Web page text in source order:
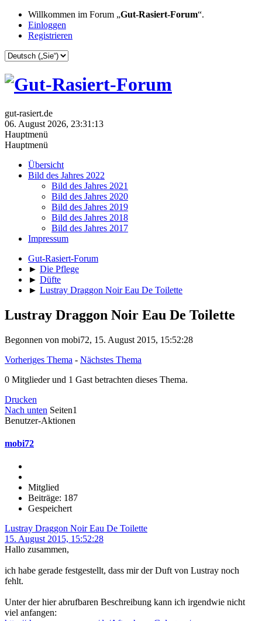
Willkommen im Forum „Gut-Rasiert-Forum“.
Einloggen
Registrieren
gut-rasiert.de
06. August 2026, 23:31:13
Hauptmenü
Hauptmenü
Übersicht
Bild des Jahres 2022
Bild des Jahres 2021
Bild des Jahres 2020
Bild des Jahres 2019
Bild des Jahres 2018
Bild des Jahres 2017
Impressum
Gut-Rasiert-Forum
► Die Pflege
► Düfte
► Lustray Draggon Noir Eau De Toilette
Lustray Draggon Noir Eau De Toilette
Begonnen von mobi72, 15. August 2015, 15:52:28
Vorheriges Thema - Nächstes Thema
0 Mitglieder und 1 Gast betrachten dieses Thema.
Drucken
Nach unten Seiten1
Benutzer-Aktionen
mobi72
Mitglied
Beiträge: 187
Gespeichert
Lustray Draggon Noir Eau De Toilette
15. August 2015, 15:52:28
Hallo zusammen,
ich habe gerade festgestellt, dass mir der Duft von Lustray noch
fehlt.
Unter der hier abrufbaren Beschreibung kann ich irgendwie nicht
viel anfangen: